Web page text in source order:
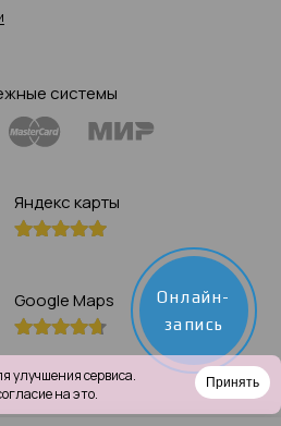
системы
Яндекс карты
Google Maps
Онлайн-
запись
улучшения сервиса.
на это.
Принять